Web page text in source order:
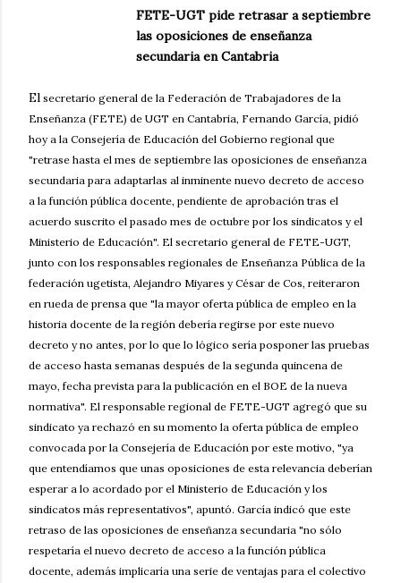
FETE-UGT pide retrasar a septiembre
las oposiciones de enseñanza
secundaria en Cantabria
El secretario general de la Federación de Trabajadores de la
Enseñanza (FETE) de UGT en Cantabria, Fernando García, pidió
hoy a la Consejería de Educación del Gobierno regional que
"retrase hasta el mes de septiembre las oposiciones de enseñanza
secundaria para adaptarlas al inminente nuevo decreto de acceso
a la función pública docente, pendiente de aprobación tras el
acuerdo suscrito el pasado mes de octubre por los sindicatos y el
Ministerio de Educación". El secretario general de FETE-UGT,
junto con los responsables regionales de Enseñanza Pública de la
federación ugetista, Alejandro Miyares y César de Cos, reiteraron
en rueda de prensa que "la mayor oferta pública de empleo en la
historia docente de la región debería regirse por este nuevo
decreto y no antes, por lo que lo lógico sería posponer las pruebas
de acceso hasta semanas después de la segunda quincena de
mayo, fecha prevista para la publicación en el BOE de la nueva
normativa". El responsable regional de FETE-UGT agregó que su
sindicato ya rechazó en su momento la oferta pública de empleo
convocada por la Consejería de Educación por este motivo, "ya
que entendíamos que unas oposiciones de esta relevancia deberían
esperar a lo acordado por el Ministerio de Educación y los
sindicatos más representativos", apuntó. García indicó que este
retraso de las oposiciones de enseñanza secundaria "no sólo
respetaría el nuevo decreto de acceso a la función pública
docente, además implicaría una serie de ventajas para el colectivo